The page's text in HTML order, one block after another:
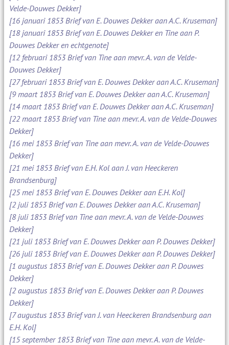
Velde-Douwes Dekker]
[16 januari 1853 Brief van E. Douwes Dekker aan A.C. Kruseman]
[18 januari 1853 Brief van E. Douwes Dekker en Tine aan P.
Douwes Dekker en echtgenote]
[12 februari 1853 Brief van Tine aan mevr. A. van de Velde-
Douwes Dekker]
[27 februari 1853 Brief van E. Douwes Dekker aan A.C. Kruseman]
[9 maart 1853 Brief van E. Douwes Dekker aan A.C. Kruseman]
[14 maart 1853 Brief van E. Douwes Dekker aan A.C. Kruseman]
[22 maart 1853 Brief van Tine aan mevr. A. van de Velde-Douwes
Dekker]
[16 mei 1853 Brief van Tine aan mevr. A. van de Velde-Douwes
Dekker]
[21 mei 1853 Brief van E.H. Kol aan J. van Heeckeren
Brandsenburg]
[25 mei 1853 Brief van E. Douwes Dekker aan E.H. Kol]
[2 juli 1853 Brief van E. Douwes Dekker aan A.C. Kruseman]
[8 juli 1853 Brief van Tine aan mevr. A. van de Velde-Douwes
Dekker]
[21 juli 1853 Brief van E. Douwes Dekker aan P. Douwes Dekker]
[26 juli 1853 Brief van E. Douwes Dekker aan P. Douwes Dekker]
[1 augustus 1853 Brief van E. Douwes Dekker aan P. Douwes
Dekker]
[2 augustus 1853 Brief van E. Douwes Dekker aan P. Douwes
Dekker]
[7 augustus 1853 Brief van J. van Heeckeren Brandsenburg aan
E.H. Kol]
[15 september 1853 Brief van Tine aan mevr. A. van de Velde-